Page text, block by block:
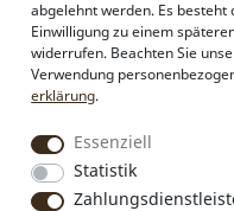
Sonderanfertigungen
Pressebereich
Kontakt & Impressum
Social Media
Instagram
Facebook
abgelehnt werden. Es besteht
Einwilligung zu einem
widerrufen. Beachten Sie
Verwendung
erklärung.
Essenziell
Statistik